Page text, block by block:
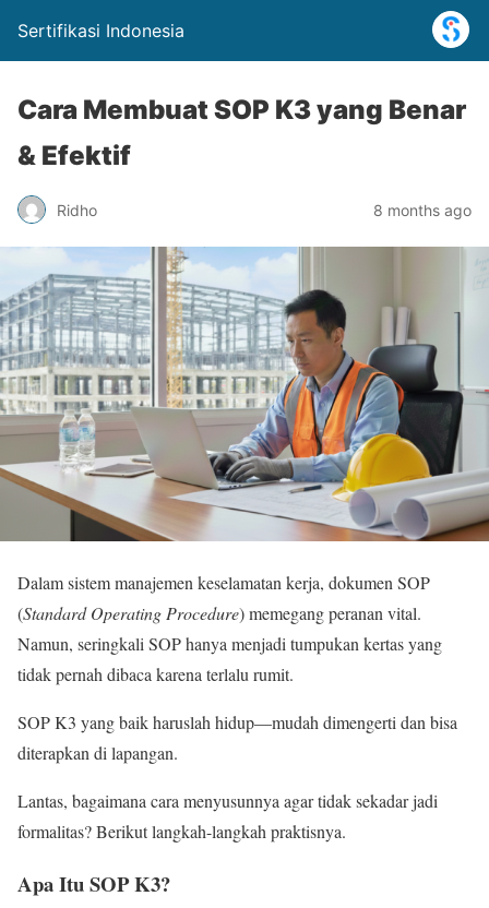
Sertifikasi Indonesia
Cara Membuat SOP K3 yang Benar
& Efektif
Ridho 8 months ago
Dalam sistem manajemen keselamatan kerja, dokumen SOP
(Standard Operating Procedure) memegang peranan vital.
Namun, seringkali SOP hanya menjadi tumpukan kertas yang
tidak pernah dibaca karena terlalu rumit.
SOP K3 yang baik haruslah hidup—mudah dimengerti dan bisa
diterapkan di lapangan.
Lantas, bagaimana cara menyusunnya agar tidak sekadar jadi
formalitas? Berikut langkah-langkah praktisnya.
Apa Itu SOP K3?